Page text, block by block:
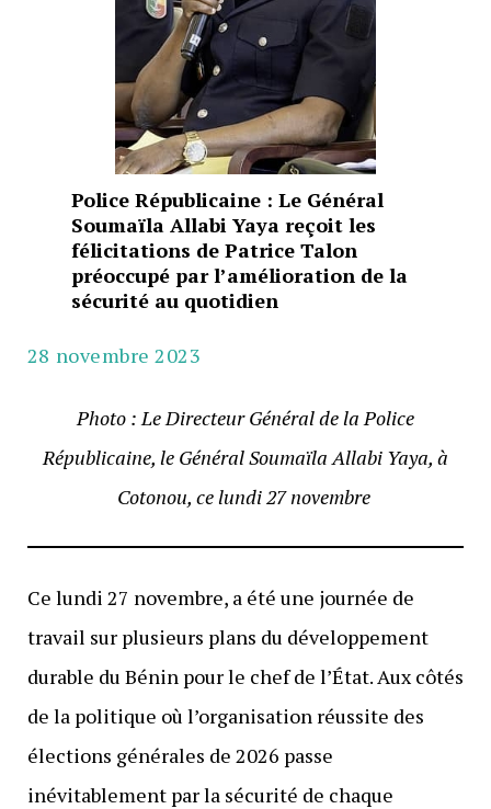
Police Républicaine : Le Général
Soumaïla Allabi Yaya reçoit les
félicitations de Patrice Talon
préoccupé par l’amélioration de la
sécurité au quotidien
28 novembre 2023
Photo : Le Directeur Général de la Police
Républicaine, le Général Soumaïla Allabi Yaya, à
Cotonou, ce lundi 27 novembre
Ce lundi 27 novembre, a été une journée de
travail sur plusieurs plans du développement
durable du Bénin pour le chef de l’État. Aux côtés
de la politique où l’organisation réussite des
élections générales de 2026 passe
inévitablement par la sécurité de chaque